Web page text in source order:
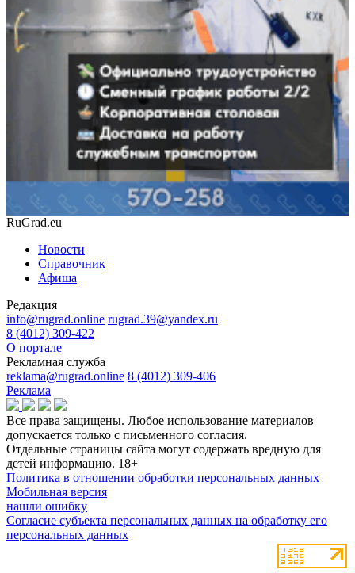
RuGrad.eu
Новости
Справочник
Афиша
Редакция
info@rugrad.online rugrad.39@yandex.ru
8 (4012) 309-422
О портале
Рекламная служба
reklama@rugrad.online 8 (4012) 309-406
Реклама
Все права защищены. Любое использование материалов
допускается только с письменного согласия.
Отдельные страницы сайта могут содержать вредную для
детей информацию. 18+
Политика в отношении обработки персональных данных
Мобильная версия
нашли ошибку
Согласие субъекта персональных данных на обработку его
персональных данных